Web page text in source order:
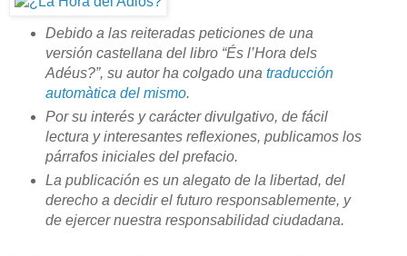
Debido a las reiteradas peticiones de una
versión castellana del libro “És l’Hora dels
Adéus?”, su autor ha colgado una traducción
automàtica del mismo.
Por su interés y carácter divulgativo, de fácil
lectura y interesantes reflexiones, publicamos los
párrafos iniciales del prefacio.
La publicación es un alegato de la libertad, del
derecho a decidir el futuro responsablemente, y
de ejercer nuestra responsabilidad ciudadana.